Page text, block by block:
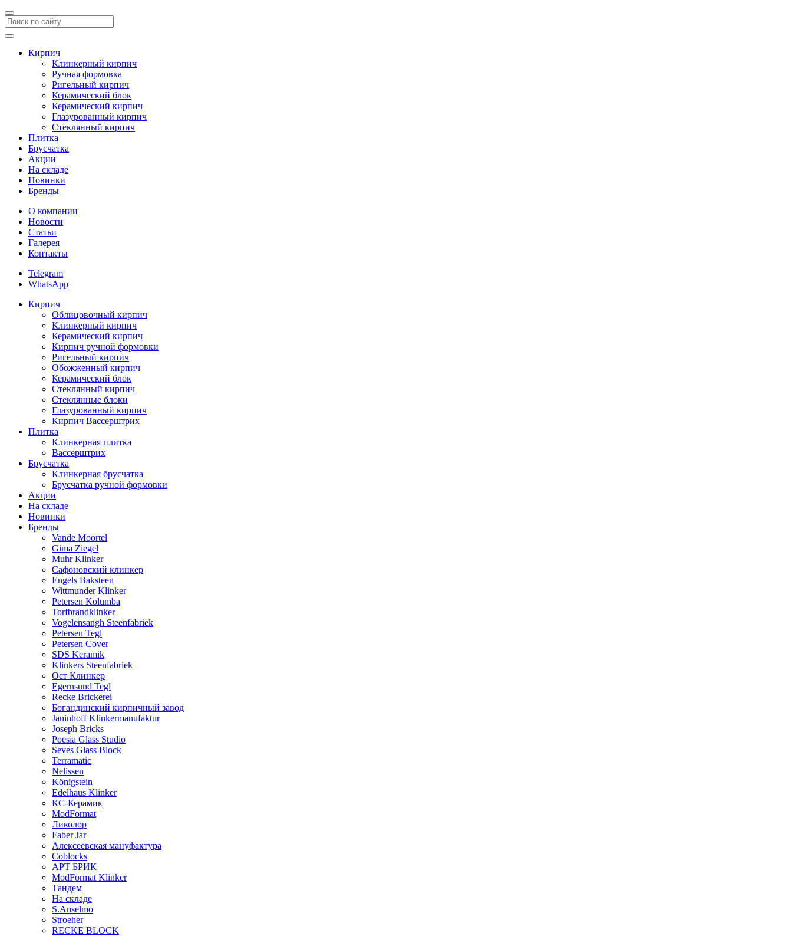
Кирпич
Клинкерный кирпич
Ручная формовка
Ригельный кирпич
Керамический блок
Керамический кирпич
Глазурованный кирпич
Стеклянный кирпич
Плитка
Брусчатка
Акции
На складе
Новинки
Бренды
О компании
Новости
Статьи
Галерея
Контакты
Telegram
WhatsApp
Кирпич
Облицовочный кирпич
Клинкерный кирпич
Керамический кирпич
Кирпич ручной формовки
Ригельный кирпич
Обожженный кирпич
Керамический блок
Стеклянный кирпич
Стеклянные блоки
Глазурованный кирпич
Кирпич Вассерштрих
Плитка
Клинкерная плитка
Вассерштрих
Брусчатка
Клинкерная брусчатка
Брусчатка ручной формовки
Акции
На складе
Новинки
Бренды
Vande Moortel
Gima Ziegel
Muhr Klinker
Сафоновский клинкер
Engels Baksteen
Wittmunder Klinker
Petersen Kolumba
Torfbrandklinker
Vogelensangh Steenfabriek
Petersen Tegl
Petersen Cover
SDS Keramik
Klinkers Steenfabriek
Ост Клинкер
Egernsund Tegl
Recke Brickerei
Богандинский кирпичный завод
Janinhoff Klinkermanufaktur
Joseph Bricks
Poesia Glass Studio
Seves Glass Block
Terramatic
Nelissen
Königstein
Edelhaus Klinker
КС-Керамик
ModFormat
Ликолор
Faber Jar
Алексеевская мануфактура
Coblocks
АРТ БРИК
ModFormat Klinker
Тандем
На складе
S.Anselmo
Stroeher
RECKE BLOCK